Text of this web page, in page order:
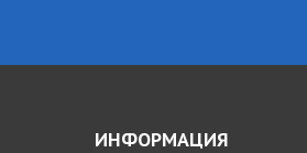
ИНФОРМАЦИЯ